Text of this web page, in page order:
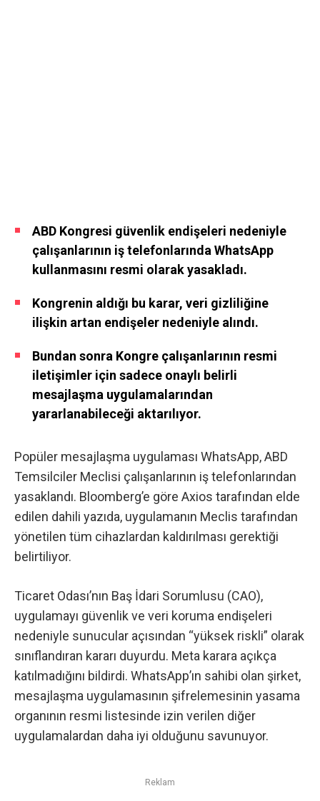
ABD Kongresi güvenlik endişeleri nedeniyle
çalışanlarının iş telefonlarında WhatsApp
kullanmasını resmi olarak yasakladı.
Kongrenin aldığı bu karar, veri gizliliğine
ilişkin artan endişeler nedeniyle alındı.
Bundan sonra Kongre çalışanlarının resmi
iletişimler için sadece onaylı belirli
mesajlaşma uygulamalarından
yararlanabileceği aktarılıyor.
Popüler mesajlaşma uygulaması WhatsApp, ABD
Temsilciler Meclisi çalışanlarının iş telefonlarından
yasaklandı. Bloomberg’e göre Axios tarafından elde
edilen dahili yazıda, uygulamanın Meclis tarafından
yönetilen tüm cihazlardan kaldırılması gerektiği
belirtiliyor.
Ticaret Odası’nın Baş İdari Sorumlusu (CAO),
uygulamayı güvenlik ve veri koruma endişeleri
nedeniyle sunucular açısından “yüksek riskli” olarak
sınıflandıran kararı duyurdu. Meta karara açıkça
katılmadığını bildirdi. WhatsApp’ın sahibi olan şirket,
mesajlaşma uygulamasının şifrelemesinin yasama
organının resmi listesinde izin verilen diğer
uygulamalardan daha iyi olduğunu savunuyor.
Reklam